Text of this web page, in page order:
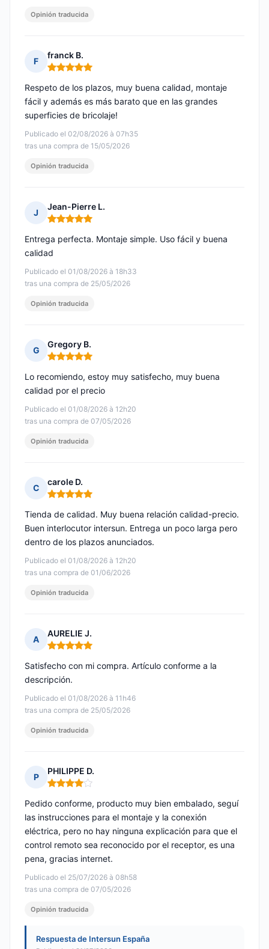
Opinión traducida
F
franck B.
Nota: 5 de 5
Publicado el 02/08/2026 à 07h35
tras una compra de 15/05/2026
Respeto de los plazos, muy buena calidad, montaje
fácil y además es más barato que en las grandes
superficies de bricolaje!
Opinión traducida
J
Jean-Pierre L.
Nota: 5 de 5
Publicado el 01/08/2026 à 18h33
tras una compra de 25/05/2026
Entrega perfecta. Montaje simple. Uso fácil y buena
calidad
Opinión traducida
G
Gregory B.
Nota: 5 de 5
Publicado el 01/08/2026 à 12h20
tras una compra de 07/05/2026
Lo recomiendo, estoy muy satisfecho, muy buena
calidad por el precio
Opinión traducida
C
carole D.
Nota: 5 de 5
Publicado el 01/08/2026 à 12h20
tras una compra de 01/06/2026
Tienda de calidad. Muy buena relación calidad-precio.
Buen interlocutor intersun. Entrega un poco larga pero
dentro de los plazos anunciados.
Opinión traducida
A
AURELIE J.
Nota: 5 de 5
Publicado el 01/08/2026 à 11h46
tras una compra de 25/05/2026
Satisfecho con mi compra. Artículo conforme a la
descripción.
Opinión traducida
P
PHILIPPE D.
Nota: 4 de 5
Publicado el 25/07/2026 à 08h58
tras una compra de 07/05/2026
Pedido conforme, producto muy bien embalado, seguí
las instrucciones para el montaje y la conexión
eléctrica, pero no hay ninguna explicación para que el
control remoto sea reconocido por el receptor, es una
pena, gracias internet.
Opinión traducida
Respuesta de Intersun España